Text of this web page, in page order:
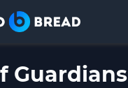
Guardians